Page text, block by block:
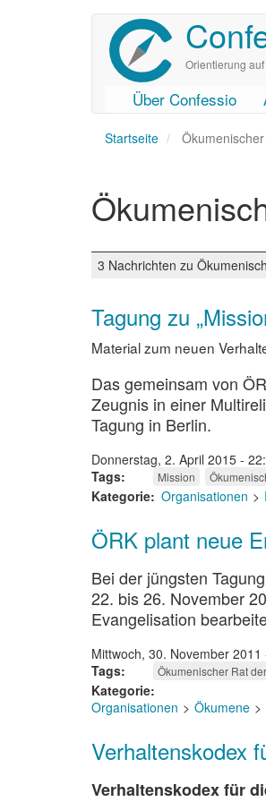
Orientierung
User
account
Main
navigation
Über Confessio
Startseite
3 Nachrichten zu
Tagung zu
Material zum neuen
Das gemeinsam von
Zeugnis in einer
Tagung in Berlin.
Donnerstag, 2. April 2015 -
Tags
Mission
Kategorie Organisationen
ÖRK plant neue
Bei der jüngsten
22. bis 26. November
Evangelisation
Mittwoch, 30. November 2011
Tags
Ökumenischer Rat
Kategorie
Organisationen
Ökumene
Verhaltenskodex
Verhaltenskodex für